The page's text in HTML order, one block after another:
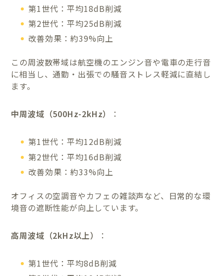
第1世代：平均18dB削減
第2世代：平均25dB削減
改善効果：約39%向上
この周波数帯域は航空機のエンジン音や電車の走行音
に相当し、通勤・出張での騒音ストレス軽減に直結し
ます。
中周波域（500Hz-2kHz） ：
第1世代：平均12dB削減
第2世代：平均16dB削減
改善効果：約33%向上
オフィスの空調音やカフェの雑談声など、日常的な環
境音の遮断性能が向上しています。
高周波域（2kHz以上） ：
第1世代：平均8dB削減